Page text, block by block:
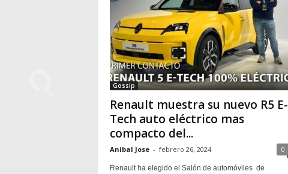
Gossip
Renault muestra su nuevo R5 E-
Tech auto eléctrico mas
compacto del...
Anibal Jose - febrero 26, 2024 0
Renault ha elegido el Salón de automóviles de